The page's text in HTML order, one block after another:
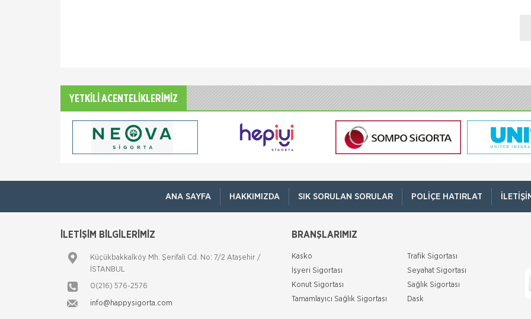
YETKİLİ ACENTELİKLERİMİZ
ANA SAYFA HAKKIMIZDA SIK SORULAN SORULAR POLIÇE HATIRLAT
İLETİŞİM BİLGİLERİMİZ
Küçükbakkalköy Mh. Şerifali Cd. No: 7/2 Ataşehir /
İSTANBUL
0(216) 576-2576
info@happysigorta.com
BRANŞLARIMIZ
Kasko
Trafik Sigortası
İşyeri Sigortası
Seyahat Sigortası
Konut Sigortası
Sağlık Sigortası
Tamamlayıcı Sağlık Sigortası
Dask